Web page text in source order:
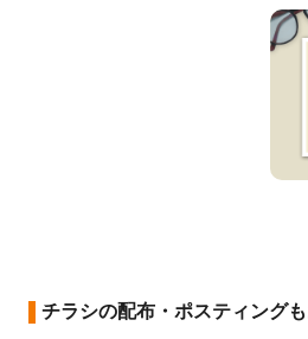
チラシの配布・ポスティング